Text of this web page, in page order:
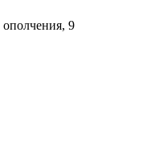
ополчения, 9